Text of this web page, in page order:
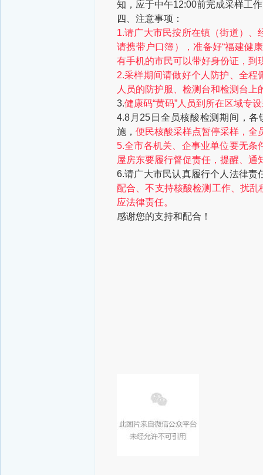
知，应于中午12:00前完成采样工
四、注意事项：
1.请广大市民按所在镇（街道）
请携带户口簿），准备好“福建健
有手机的市民可以带好身份证，到
2.采样期间请做好个人防护、全
人员的防护服、检测台和检测台
3.健康码“黄码”人员到所在区域专
4.8月25日全员核酸检测期间，
施， 便民核酸采样点暂停采样，全
5.全市各机关、企事业单位要无条
屋房东要履行督促责任，提醒、通
6.请广大市民认真履行个人法律责
配合、不支持核酸检测工作、扰
应法律责任。
感谢您的支持和配合！